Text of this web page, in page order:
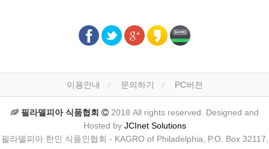
이용안내 문의하기 PC버전
필라델피아 식품협회
2018 All rights reserved. Designed and
Hosted by JCInet Solutions
필라델피아 한인 식품인협회 - KAGRO of Philadelphia, P.O. Box 32117,